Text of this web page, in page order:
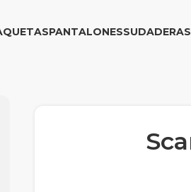
PANTALONESSUDADERAS